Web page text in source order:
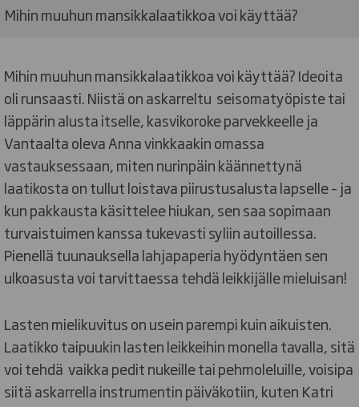
Mihin muuhun mansikkalaatikkoa voi käyttää?
Mihin muuhun mansikkalaatikkoa voi käyttää? Ideoita
oli runsaasti. Niistä on askarreltu seisomatyöpiste tai
läppärin alusta itselle, kasvikoroke parvekkeelle ja
Vantaalta oleva Anna vinkkaakin omassa
vastauksessaan, miten nurinpäin käännettynä
laatikosta on tullut loistava piirustusalusta lapselle – ja
kun pakkausta käsittelee hiukan, sen saa sopimaan
turvaistuimen kanssa tukevasti syliin autoillessa.
Pienellä tuunauksella lahjapaperia hyödyntäen sen
ulkoasusta voi tarvittaessa tehdä leikkijälle mieluisan!
Lasten mielikuvitus on usein parempi kuin aikuisten.
Laatikko taipuukin lasten leikkeihin monella tavalla, sitä
voi tehdä vaikka pedit nukeille tai pehmoleluille, voisipa
siitä askarrella instrumentin päiväkotiin, kuten Katri